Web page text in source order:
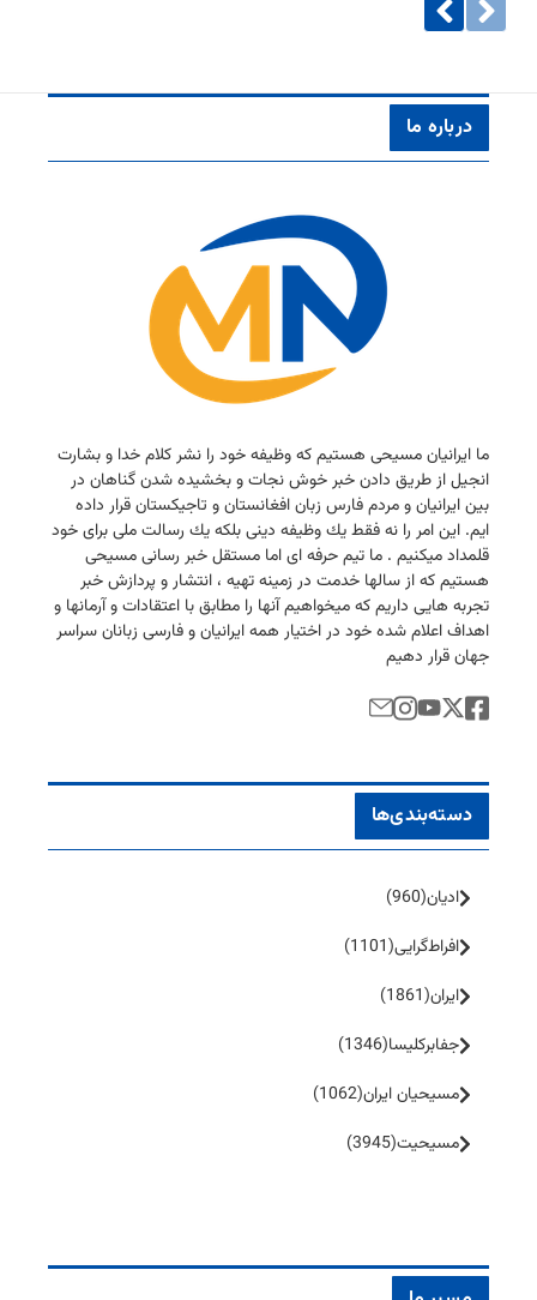
درباره ما
ما ایرانیان مسیحی هستیم كه وظیفه خود را نشر كلام خدا و بشارت
انجیل از طریق دادن خبر خوش نجات و بخشیده شدن گناهان در
بین ایرانیان و مردم فارس زبان افغانستان و تاجیكستان قرار داده
ایم. این امر را نه فقط یك وظیفه دینی بلكه یك رسالت ملی برای خود
قلمداد میكنیم . ما تیم حرفه ای اما مستقل خبر رسانی مسیحی
هستیم كه از سالها خدمت در زمینه تهیه ، انتشار و پردازش خبر
تجربه هایی داریم كه میخواهیم آنها را مطابق با اعتقادات و آرمانها و
اهداف اعلام شده خود در اختیار همه ایرانیان و فارسی زبانان سراسر
جهان قرار دهیم
دسته‌بندی‌ها
ادیان(960)
افراط‌گرایی(1101)
ایران(1861)
جفا‌بر‌کلیسا(1346)
مسیحیان ایران(1062)
مسیحیت(3945)